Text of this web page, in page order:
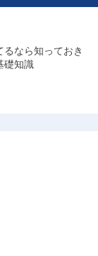
るなら知っておき
礎知識